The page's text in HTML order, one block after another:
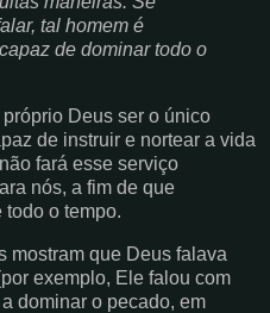
tal homem é
de dominar todo o
Deus ser o único
de instruir e nortear a vida
fará esse serviço
nós, a fim de que
o tempo.
mostram que Deus falava
exemplo, Ele falou com
dominar o pecado, em